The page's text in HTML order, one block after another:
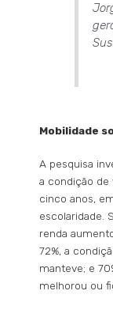
Mobilidade
A pesquisa
a condição de
cinco anos,
escolaridade.
renda
72%, a
manteve; e
melhorou ou